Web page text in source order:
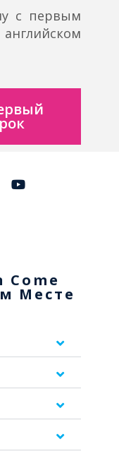
с первым
Come
Месте